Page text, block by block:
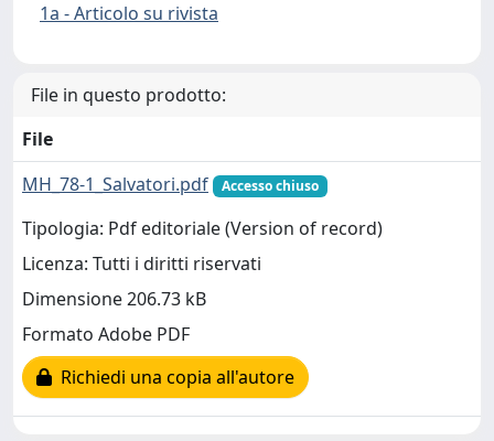
1a - Articolo su rivista
File in questo prodotto:
File
MH_78-1_Salvatori.pdf
Accesso chiuso
Tipologia: Pdf editoriale (Version of record)
Licenza: Tutti i diritti riservati
Dimensione 206.73 kB
Formato Adobe PDF
Richiedi una copia all'autore